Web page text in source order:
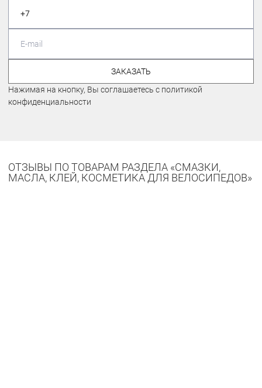
ЗАКАЗАТЬ
Нажимая на кнопку, Вы соглашаетесь с политикой
конфиденциальности
ОТЗЫВЫ ПО ТОВАРАМ РАЗДЕЛА «СМАЗКИ,
МАСЛА, КЛЕЙ, КОСМЕТИКА ДЛЯ ВЕЛОСИПЕДОВ»